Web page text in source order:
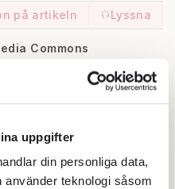
uppgifter
din personliga data,
teknologi såsom
på artikeln
Lyssna
Commons
mitt liv kring